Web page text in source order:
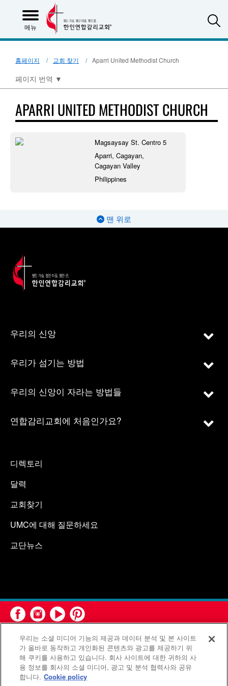
메뉴
홈페이지 교회 찾기 Aparri United Methodist Church
페이지 번역 ▼
APARRI UNITED METHODIST CHURCH
Magsaysay St. Centro 5
Aparri, Cagayan,
Cagayan Valley
Philippines
맨 위로
우리의 신앙
우리가 섬기는 방법
우리의 신앙이 자라는 방법들
연합감리교회에 처음인가요?
디렉토리
달력
교회찾기
UMC에 대해 질문하세요
교단뉴스
연합감리교회 공보부(United Methodist Communications)는 연
합감리교회의 기관입니다.
우리는 소셜 미디어 기능의 제공과 데이터 분석 및 본 사이트
가 올바로 동작하고 개인화된 콘텐츠와 광고를 제공하기 위
해 쿠키를 사용하고 있습니다. 회사 사이트에 대한 귀하의 사
용 정보를 회사의 소셜 미디어, 광고 및 분석 협력사와 공유
합니다. Cookie policy